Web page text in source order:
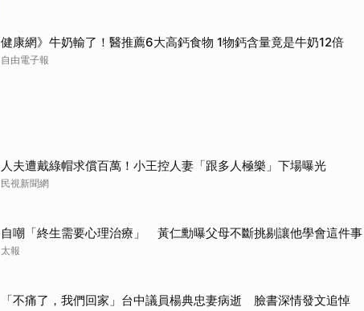
健康網》牛奶輸了！醫推薦6大高鈣食物 1物鈣含量竟是牛奶12倍
自由電子報
人夫遭戴綠帽求償百萬！小王控人妻「跟多人極樂」下場曝光
民視新聞網
自嘲「終生需要心理治療」 黃仁勳曝父母不斷挑剔讓他學會這件事
太報
「不痛了，我們回家」台中議員楊典忠妻病逝 臉書深情發文追悼